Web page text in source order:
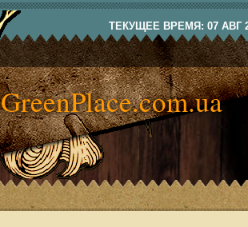
ТЕКУЩЕЕ ВРЕМЯ: 07 АВГ
GreenPlace.com.ua